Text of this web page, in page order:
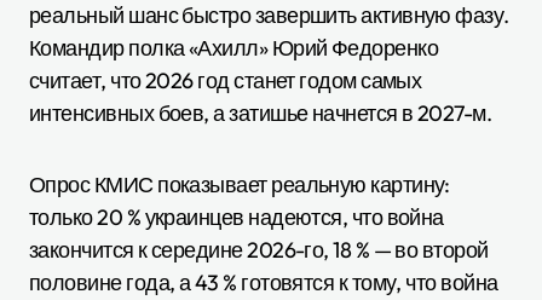
реальный шанс быстро завершить активную фазу.
Командир полка «Ахилл» Юрий Федоренко
считает, что 2026 год станет годом самых
интенсивных боев, а затишье начнется в 2027-м.
Опрос КМИС показывает реальную картину:
только 20 % украинцев надеются, что война
закончится к середине 2026-го, 18 % — во второй
половине года, а 43 % готовятся к тому, что война